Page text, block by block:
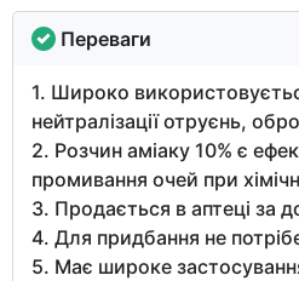
Переваги
1. Широко
нейтралізації отруєнь,
2. Розчин аміаку 10% є
промивання очей при
3. Продається в аптеці за
4. Для придбання не
5. Має широке